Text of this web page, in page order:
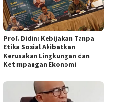
Prof. Didin: Kebijakan Tanpa
Etika Sosial Akibatkan
Kerusakan Lingkungan dan
Ketimpangan Ekonomi